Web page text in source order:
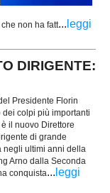
non ha fatt... leggi
DIRIGENTE:
Presidente Florin
dei colpi più importanti
il nuovo Direttore
di grande
negli ultimi anni della
Arno dalla Seconda
conquista... leggi